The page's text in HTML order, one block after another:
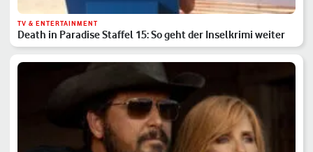
TV & ENTERTAINMENT
Death in Paradise Staffel 15: So geht der Inselkrimi weiter